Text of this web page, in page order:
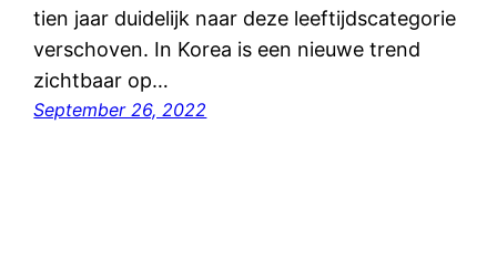
tien jaar duidelijk naar deze leeftijdscategorie
verschoven. In Korea is een nieuwe trend
zichtbaar op…
September 26, 2022